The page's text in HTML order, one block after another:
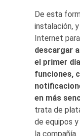
De esta
instalación,
Internet
descargar
el primer
funciones,
en más
trata de
de equipos
la compañía.